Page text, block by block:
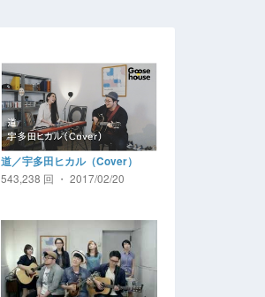
道／宇多田ヒカル（Cover）
543,238 回 ・ 2017/02/20